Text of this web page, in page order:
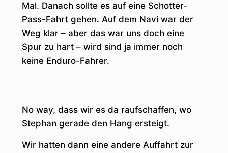
Mal. Danach sollte es auf eine Schotter-
Pass-Fahrt gehen. Auf dem Navi war der
Weg klar – aber das war uns doch eine
Spur zu hart – wird sind ja immer noch
keine Enduro-Fahrer.
No way, dass wir es da raufschaffen, wo
Stephan gerade den Hang ersteigt.
Wir hatten dann eine andere Auffahrt zur